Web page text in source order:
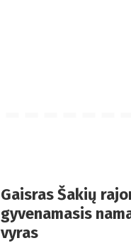
Gaisras Šakių
gyvenamasis
vyras